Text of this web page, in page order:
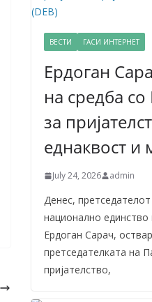
ВЕСТИ ГАСИ ИНТЕРНЕТ
Ердоган
на средба со
за
еднаквост и
July 24, 2026 admin
Денес,
национално
Ердоган Сарач,
претседателката на
пријателство,